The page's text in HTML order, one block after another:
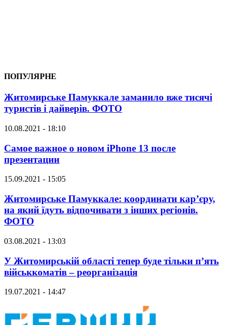
ПОПУЛЯРНЕ
Житомирське Памуккале заманило вже тисячі
туристів і дайверів. ФОТО
10.08.2021 - 18:10
Самое важное о новом iPhone 13 после
презентации
15.09.2021 - 15:05
Житомирське Памуккале: координати кар’єру,
на який їдуть відпочивати з інших регіонів.
ФОТО
03.08.2021 - 13:03
У Житомирській області тепер буде тільки п’ять
військкоматів – реорганізація
19.07.2021 - 14:47